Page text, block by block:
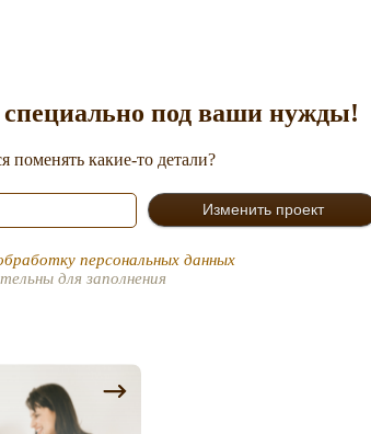
специально под ваши нужды!
поменять какие-то детали?
персональных данных
для заполнения